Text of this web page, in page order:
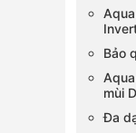
Bảo
mùi
Đa